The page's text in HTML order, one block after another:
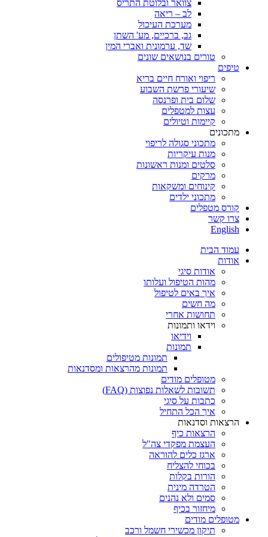
צוואר ובלוטת התריס
לב – ריאה
מערכת העיכול
גב, ברכיים, מע' השתן
שד, ערמונית ואברי המין
טורים בנושאים שונים
טיפים
ריפוי ואורח חיים בריא
שיעורי פרשת השבוע
שלום בית ופרנסה
עצות למטפלים
קיימות וטיולים
מתכונים
מתכוני סגולה לריפוי
מנות עיקריות
סלטים ומנות ראשונות
מרקים
קינוחים ומשקאות
מתכוני ילדים
קורס מטפלים
צרו קשר
English
עמוד הבית
אודות
אודות סיגי
מהות הטיפול ועלותו
איך באים לטיפול
מה חשים
תחושות אחרי
וידאו ותמונות
וידיאו
תמונות
תמונות מטיפולים
תמונות מהרצאות ומסדנאות
מטופלים מודים
תשובות לשאלות נפוצות (FAQ)
כתבות על סיגי
איך הכל התחיל
הרצאות וסדנאות
הרצאות כיף
העצמת מפקדי צה"ל
ארגז כלים להוראה
בכוחי להצליח
הורות בקלות
הטרדה מינית
סמים ולא נהנים
מיחזור בכיף
מטופלים מודים
תיקון מכשירי חשמל ורכב